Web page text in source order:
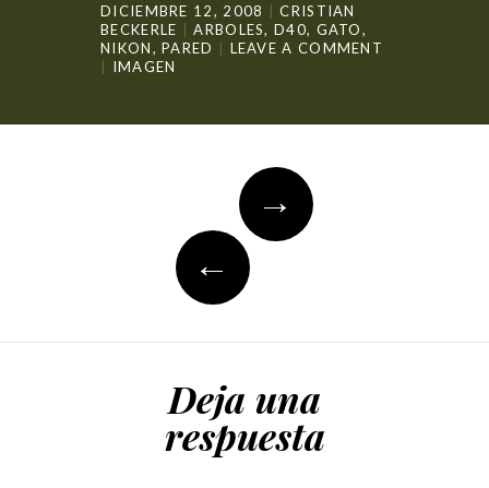
DICIEMBRE 12, 2008
CRISTIAN
BECKERLE
ARBOLES,D40, GATO,
NIKON,PARED
LEAVE A COMMENT
IMAGEN
navigation
→
←
Deja una
respuesta